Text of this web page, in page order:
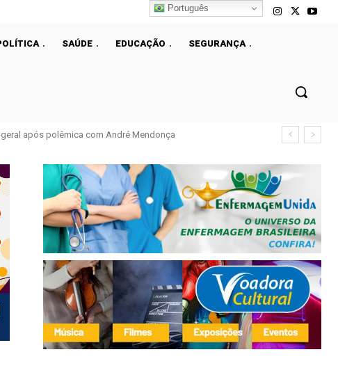
SAÚDE EDUCAÇÃO
SEGURANÇA
mais de 50% em dez anos
Português